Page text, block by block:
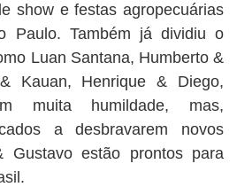
show e festas agropecuárias
Paulo. Também já dividiu o
Luan Santana, Humberto &
Kauan, Henrique & Diego,
muita humildade, mas,
a desbravarem novos
Gustavo estão prontos para